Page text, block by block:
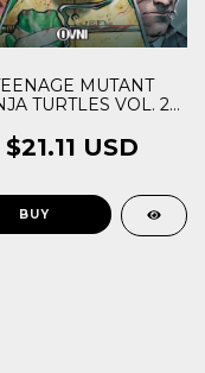
MUTANT
TURTLES VOL. 2:
TORTUGAS NINJA
$21.11 USD